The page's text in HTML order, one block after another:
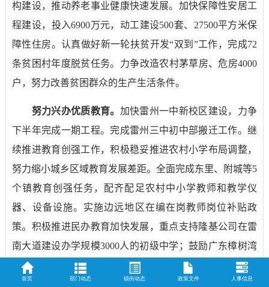
构建设，推动养老事业健康快速发展。加快保障性安居工
程建设，投入6900万元，动工建设500套、 27500平方米保
障性住房。认真做好新一轮扶贫开发“双到”工作，完成72
条贫困村年度脱贫任务。力争改造农村茅草房、危房4000
户，努力改善贫困群众的生产生活条件。
努力兴办优质教育。 加快雷州一中新校区建设，力争
下半年完成一期工程。完成雷州三中初中部搬迁工作。继
续推进教育创强工作，积极稳妥推进农村小学布局调整，
努力缩小城乡区域教育发展差距。全面完成东里、附城等5
个镇教育创强任务，配齐配足农村中小学教师和教学仪
器、设备设施。实施边远地区在编在岗教师岗位补贴政
策。积极推进民办教育加快发展，重点支持隆基公司在雷
南大道建设办学规模3000人的初级中学；鼓励广东樟树湾
公司与湛江一中联合办学，增加优质学位。
首页 部门动态 镇街动态 政策文件 人事信息